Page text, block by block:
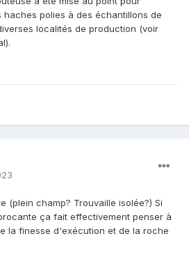
polies à des échantillons de
localités de production (voir
(plein champ? Trouvaille isolée?) Si
ça fait effectivement penser à
la finesse d'exécution et de la roche